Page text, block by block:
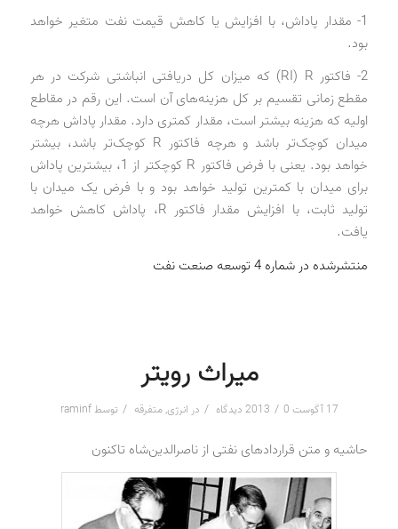
1- مقدار پاداش، با افزایش یا کاهش قیمت نفت متغیر خواهد
بود.
2- فاکتور RI) R) که میزان کل دریافتی انباشتی شرکت در هر
مقطع زمانی تقسیم بر کل هزینه‌های آن است. این رقم در مقاطع
اولیه که هزینه بیشتر است، مقدار کمتری دارد. مقدار پاداش هرچه
میدان کوچک‌تر باشد و هرچه فاکتور R کوچک‌تر باشد، بیشتر
خواهد بود. یعنی با فرض فاکتور R کوچکتر از 1، بیشترین پاداش
برای میدان با کمترین تولید خواهد بود و با فرض یک میدان با
تولید ثابت، با افزایش مقدار فاکتور R، پاداش کاهش خواهد
یافت.
منتشرشده در شماره 4 توسعه صنعت نفت
میراث رویتر
17 آگوست 2013 / 0 دیدگاه / در انرژی,متفرقه / توسطraminf
حاشیه و متن قراردادهای نفتی از ناصرالدین‌شاه تاکنون